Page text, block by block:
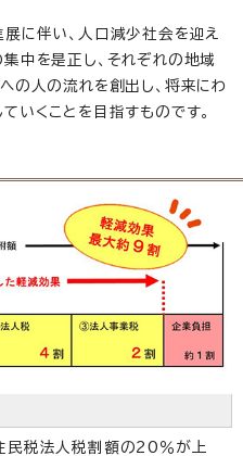
に伴い、人口減少社会を迎え
中を是正し、それぞれの地域
の人の流れを創出し、将来にわ
いくことを目指すものです。
民税法人税割額の20％が上